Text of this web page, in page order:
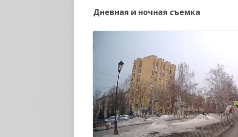
Дневная и ночная съемка